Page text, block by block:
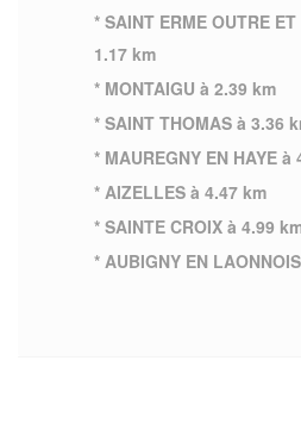
* SAINT ERME OUTRE
1.17 km
* MONTAIGU à 2.39 km
* SAINT THOMAS à 3.36
* MAUREGNY EN HAYE à
* AIZELLES à 4.47 km
* SAINTE CROIX à 4.99
* AUBIGNY EN